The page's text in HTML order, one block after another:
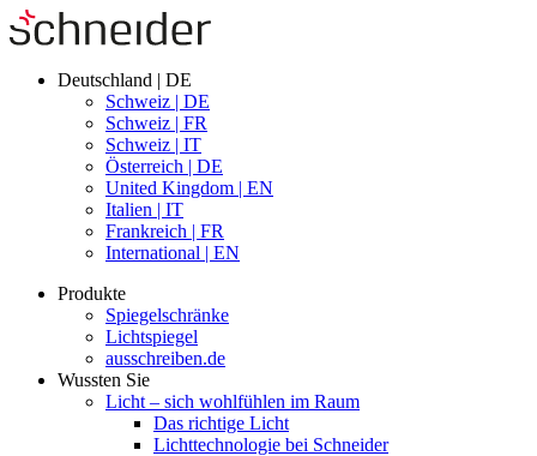
Deutschland | DE
Schweiz | DE
Schweiz | FR
Schweiz | IT
Österreich | DE
United Kingdom | EN
Italien | IT
Frankreich | FR
International | EN
Produkte
Spiegelschränke
Lichtspiegel
ausschreiben.de
Wussten Sie
Licht – sich wohlfühlen im Raum
Das richtige Licht
Lichttechnologie bei Schneider